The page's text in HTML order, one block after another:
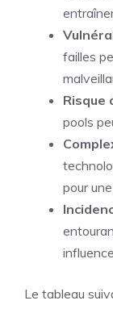
failles
Risque
pools
pour
Le tableau